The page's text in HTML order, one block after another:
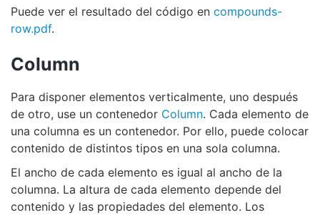
Puede ver el resultado del código en compounds-
row.pdf.
Column
Para disponer elementos verticalmente, uno después
de otro, use un contenedor Column. Cada elemento de
una columna es un contenedor. Por ello, puede colocar
contenido de distintos tipos en una sola columna.
El ancho de cada elemento es igual al ancho de la
columna. La altura de cada elemento depende del
contenido y las propiedades del elemento. Los